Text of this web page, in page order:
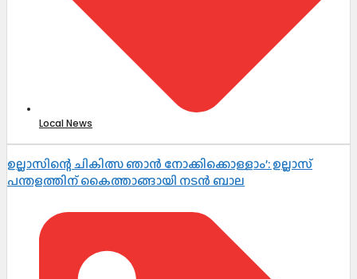
Local News
ഉല്ലാസിന്റെ ചികിത്സ ഞാൻ നോക്കിക്കൊള്ളാം’: ഉല്ലാസ്
പന്തളത്തിന് കൈത്താങ്ങായി നടൻ ബാല